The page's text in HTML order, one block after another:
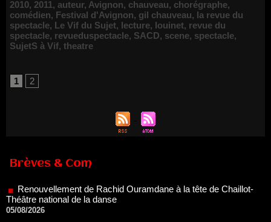
2010, 2011, auteur, Avignon, chauveau, chorégraphe,
comédien, Festival d'Avignon, gil chauveau, la revue du
spectacle, Le Vif du Sujet, lecture, louinet, revue du
spectacle, revueduspectacle, SACD, scene, spectacle,
SujetS à Vif, theatre
1 2
Brèves & Com
Théâtre national de la danse
Nomination de Jérôme Montchal à la direction du Phénix,
Scène nationale de Valenciennes Métropole
22/07/2026